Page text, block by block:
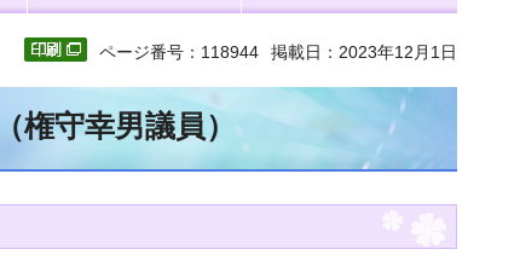
ページ番号：118944 掲載日：2023年12月1日
権守幸男議員）